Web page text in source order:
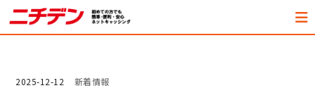
2025-12-12 新着情報